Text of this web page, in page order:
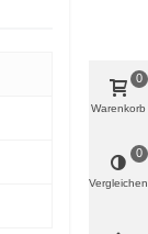
Warenkorb
0
Vergleichen
0